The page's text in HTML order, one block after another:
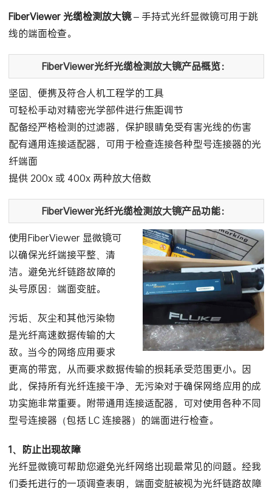
FiberViewer 光缆检测放大镜– 手持式光纤显微镜可用于跳
线的端面检查。
FiberViewer光纤光缆检测放大镜产品概览：
坚固、便携及符合人机工程学的工具
可轻松手动对精密光学部件进行焦距调节
配备经严格检测的过滤器，保护眼睛免受有害光线的伤害
配有通用连接适配器，可用于检查连接各种型号连接器的光
纤端面
提供 200x 或 400x 两种放大倍数
FiberViewer光纤光缆检测放大镜产品功能：
使用FiberViewer 显微镜可
以确保光纤端接平整、清
洁。避免光纤链路故障的
头号原因：端面变脏。
污垢、灰尘和其他污染物
是光纤高速数据传输的大
敌。当今的网络应用要求
更高的带宽，从而要求数据传输的损耗承受范围更小。因
此，保持所有光纤连接干净、无污染对于确保网络应用的成
功实施非常重要。附带通用连接适配器，可对使用各种不同
型号连接器（包括 LC 连接器）的端面进行检查。
1、防止出现故障
光纤显微镜可帮助您避免光纤网络出现最常见的问题。经我
们委托进行的一项调查表明，端面变脏被视为光纤链路故障